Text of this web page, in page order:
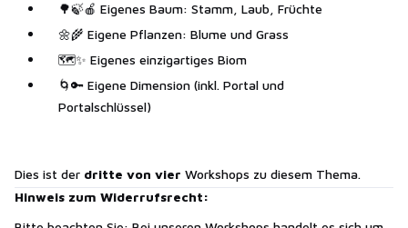
🌳🍃🍎 Eigenes Baum: Stamm, Laub, Früchte
🌼🌾 Eigene Pflanzen: Blume und Grass
🗺️✨ Eigenes einzigartiges Biom
🌀🔑 Eigene Dimension (inkl. Portal und
Portalschlüssel)
Dies ist der dritte von vier Workshops zu diesem Thema.
Hinweis zum Widerrufsrecht: